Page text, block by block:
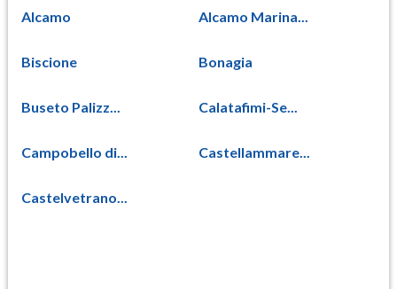
Alcamo Alcamo Marina...
Biscione Bonagia
Buseto Palizz... Calatafimi-Se...
Campobello di... Castellammare...
Castelvetrano...